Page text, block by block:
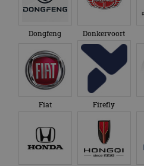
Dongfeng Donkervoort
Fiat Firefly